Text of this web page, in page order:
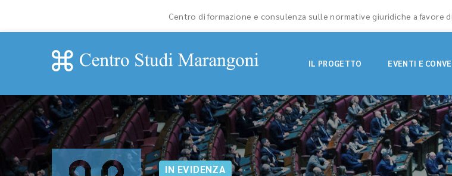
Centro di formazione e consulenza sulle normative giuridiche a favore
IL PROGETTO EVENTI E
IN EVIDENZA